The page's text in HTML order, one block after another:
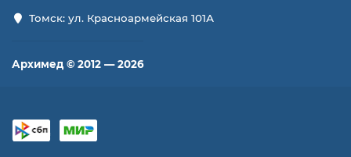
Томск: ул. Красноармейская 101А
Архимед © 2012 — 2026